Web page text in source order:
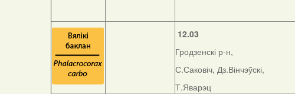
12.03
Гродзенскі р-н,
С.Саковіч, Дз.Вінчэўскі,
Т.Яварэц